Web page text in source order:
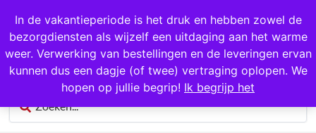
In de vakantieperiode is het druk en hebben zowel de
bezorgdiensten als wijzelf een uitdaging aan het warme
weer. Verwerking van bestellingen en de leveringen ervan
kunnen dus een dagje (of twee) vertraging oplopen. We
hopen op jullie begrip! Ik begrijp het
1000+ producten op voorraad
0